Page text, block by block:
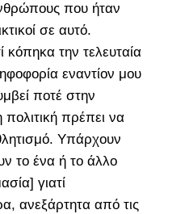
που ήταν
σε αυτό.
την τελευταία
εναντίον μου
ποτέ στην
πολιτική πρέπει να
Υπάρχουν
το ένα ή το άλλο
γιατί
ανεξάρτητα από τις